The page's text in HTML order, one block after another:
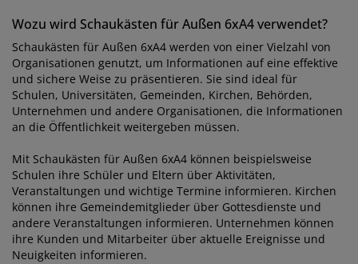
Wozu wird Schaukästen für Außen 6xA4 verwendet?
Schaukästen für Außen 6xA4 werden von einer Vielzahl von
Organisationen genutzt, um Informationen auf eine effektive
und sichere Weise zu präsentieren. Sie sind ideal für
Schulen, Universitäten, Gemeinden, Kirchen, Behörden,
Unternehmen und andere Organisationen, die Informationen
an die Öffentlichkeit weitergeben müssen.
Mit Schaukästen für Außen 6xA4 können beispielsweise
Schulen ihre Schüler und Eltern über Aktivitäten,
Veranstaltungen und wichtige Termine informieren. Kirchen
können ihre Gemeindemitglieder über Gottesdienste und
andere Veranstaltungen informieren. Unternehmen können
ihre Kunden und Mitarbeiter über aktuelle Ereignisse und
Neuigkeiten informieren.